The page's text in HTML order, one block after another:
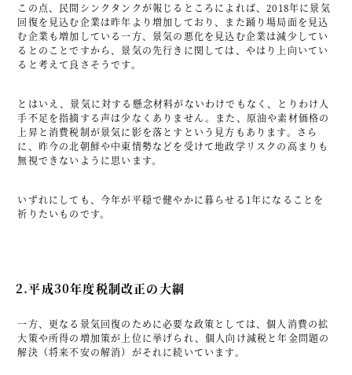
この点、民間シンクタンクが報じるところによれば、2018年に景気
回復を見込む企業は昨年より増加しており、また踊り場局面を見込
む企業も増加している一方、景気の悪化を見込む企業は減少してい
るとのことですから、景気の先行きに関しては、やはり上向いてい
ると考えて良さそうです。
とはいえ、景気に対する懸念材料がないわけでもなく、とりわけ人
手不足を指摘する声は少なくありません。また、原油や素材価格の
上昇と消費税制が景気に影を落とすという見方もあります。さら
に、昨今の北朝鮮や中東情勢などを受けて地政学リスクの高まりも
無視できないように思います。
いずれにしても、今年が平穏で健やかに暮らせる1年になることを
祈りたいものです。
2.平成30年度税制改正の大綱
一方、更なる景気回復のために必要な政策としては、個人消費の拡
大策や所得の増加策が上位に挙げられ、個人向け減税と年金問題の
解決（将来不安の解消）がそれに続いています。